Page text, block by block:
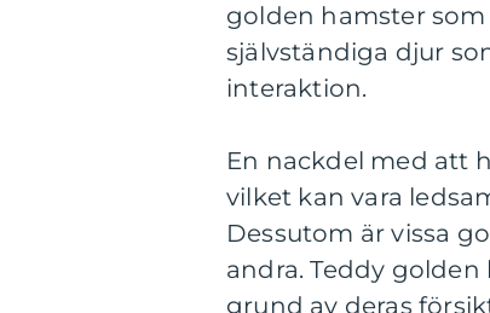
golden hamster
självständiga djur
interaktion.
En nackdel med att
vilket kan vara
Dessutom är vissa
andra. Teddy
grund av deras